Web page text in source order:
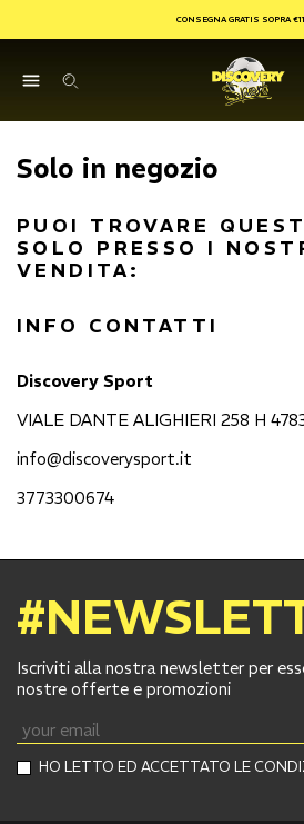
CONSEGNA GRATIS SOPRA
Solo in negozio
PUOI TROVARE
SOLO PRESSO I
VENDITA:
INFO CONTATTI
Discovery Sport
VIALE DANTE ALIGHIERI 258 H
info@discoverysport.it
3773300674
Iscriviti alla nostra newsletter per
nostre offerte e promozioni
HO LETTO ED ACCETTATO LE